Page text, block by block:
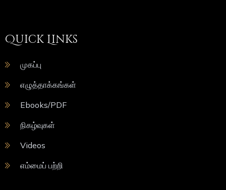
Quick Links
முகப்பு
எழுத்தாக்கங்கள்
Ebooks/PDF
நிகழ்வுகள்
Videos
எம்மைப் பற்றி